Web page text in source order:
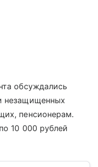
обсуждались
незащищенных
пенсионерам.
10 000 рублей